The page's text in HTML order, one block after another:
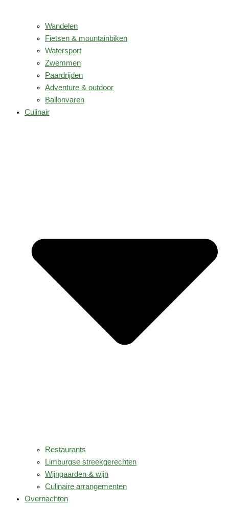
Wandelen
Fietsen & mountainbiken
Watersport
Zwemmen
Paardrijden
Adventure & outdoor
Ballonvaren
Culinair
Restaurants
Limburgse streekgerechten
Wijngaarden & wijn
Culinaire arrangementen
Overnachten